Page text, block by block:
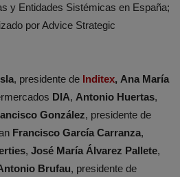
y Entidades Sistémicas en España;
por Advice Strategic
, presidente de Inditex, Ana María
DIA, Antonio Huertas,
González, presidente de
Francisco García Carranza,
, José María Álvarez Pallete,
Brufau, presidente de